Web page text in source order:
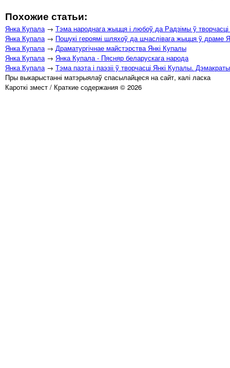
Похожие статьи:
Янка Купала→ Тэма народнага жыцця і любоў да Радзімы ў
Янка Купала→ Пошукі героямі шляхоў да шчаслівага жыцця ў драме
Янка Купала→ Драматургічнае майстэрства Янкі Купалы
Янка Купала→ Янка Купала - Пясняр беларускага народа
Янка Купала→ Тэма паэта і паэзіі ў творчасці Янкі Купалы.
Пры выкарыстанні матэрыялаў спасылайцеся на сайт, калі ласка
Кароткі змест / Краткие содержания © 2026